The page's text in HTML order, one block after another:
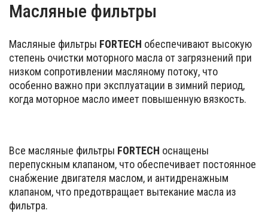
Масляные фильтры
Масляные фильтры FORTECH обеспечивают высокую
степень очистки моторного масла от загрязнений при
низком сопротивлении масляному потоку, что
особенно важно при эксплуатации в зимний период,
когда моторное масло имеет повышенную вязкость.
Все масляные фильтры FORTECH оснащены
перепускным клапаном, что обеспечивает постоянное
снабжение двигателя маслом, и антидренажным
клапаном, что предотвращает вытекание масла из
фильтра.